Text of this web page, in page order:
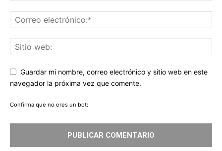
Guardar mi nombre, correo electrónico y sitio web en este
navegador la próxima vez que comente.
Confirma que no eres un bot: